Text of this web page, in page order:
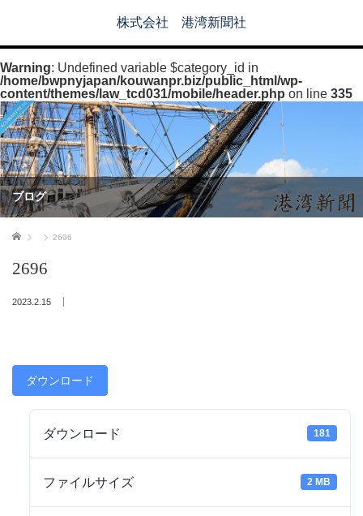
株式会社 港湾新聞社
Warning: Undefined variable $category_id in
/home/bwpnyjapan/kouwanpr.biz/public_html/wp-
content/themes/law_tcd031/mobile/header.php on line 335
ブログ
ホーム 2696
2696
2023.2.15
ダウンロード
ダウンロード 181
ファイルサイズ 2 MB